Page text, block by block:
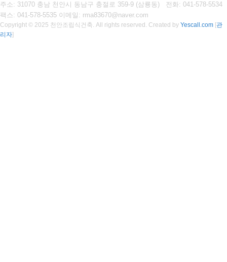
주소: 31070 충남 천안시 동남구 충절로 359-9 (삼룡동) 전화: 041-578-5534
팩스: 041-578-5535 이메일: rma83670@naver.com
Copyright © 2025 천안조립식건축. All rights reserved. Created by Yescall.com [관
리자]